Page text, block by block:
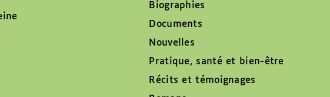
Biographies
Documents
Nouvelles
Pratique, santé et bien-être
Récits et témoignages